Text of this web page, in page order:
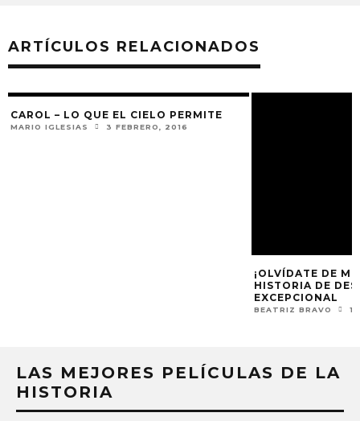
ARTÍCULOS RELACIONADOS
CAROL – LO QUE EL CIELO PERMITE
MARIO IGLESIAS 3 FEBRERO, 2016
HISTORIA